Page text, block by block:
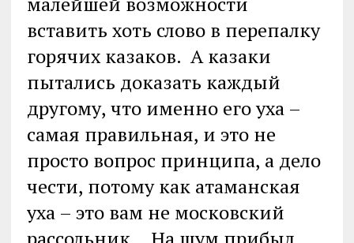
вставить хоть слово в перепалку
горячих казаков. А казаки
пытались доказать каждый
другому, что именно его уха –
самая правильная, и это не
просто вопрос принципа, а дело
чести, потому как атаманская
уха – это вам не московский